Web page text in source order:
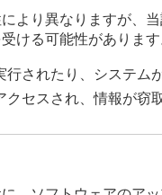
より異なりますが、
ける可能性があります
行されたり、システム
セスされ、情報が窃